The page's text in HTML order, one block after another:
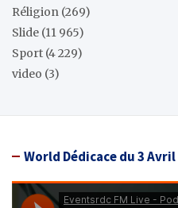
Réligion (269)
Slide (11 965)
Sport (4 229)
video (3)
World Dédicace du 3 Avril